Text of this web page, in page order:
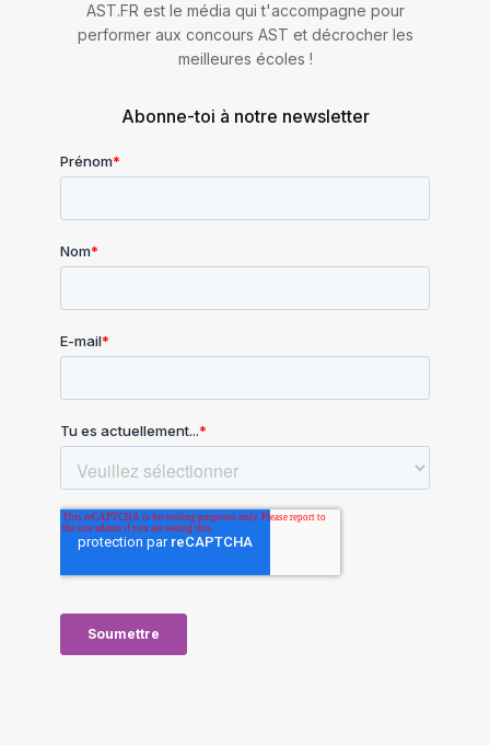
AST.FR est le média qui t'accompagne pour
performer aux concours AST et décrocher les
meilleures écoles !
Abonne-toi à notre newsletter